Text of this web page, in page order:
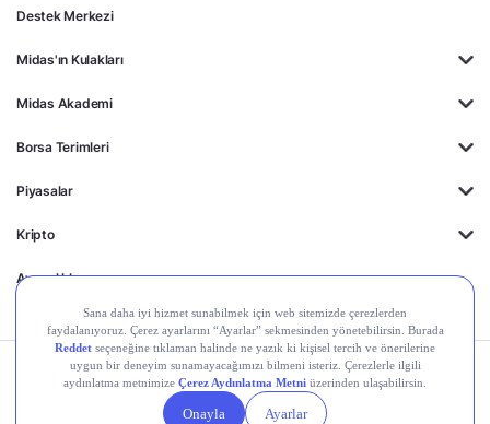
Destek Merkezi
Midas'ın Kulakları
Midas Akademi
Borsa Terimleri
Piyasalar
Kripto
Ayrıcalıklar
Kişisel Verilerin
Gizlilik
Politikası
Yasal
Duyurular
Çerez